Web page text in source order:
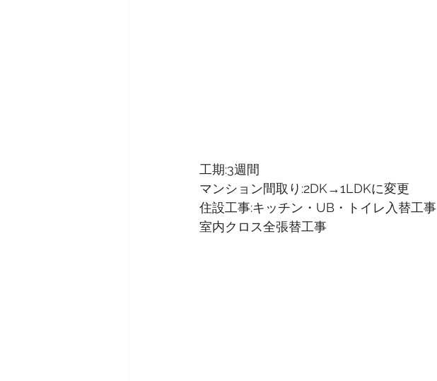
工期:3週間
マンション間取り:2DK→1LDKに変更
住設工事:キッチン・UB・トイレ入替工事
室内クロス全張替工事